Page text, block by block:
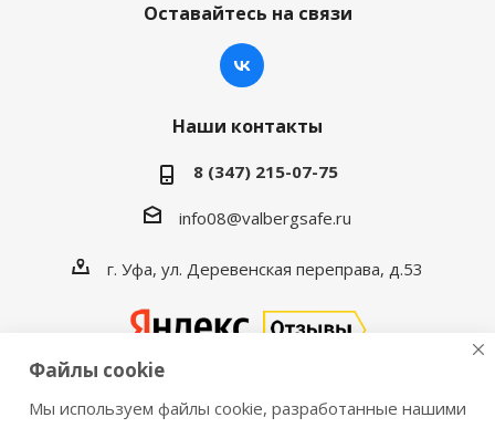
Оставайтесь на связи
Наши контакты
8 (347) 215-07-75
info08@valbergsafe.ru
г. Уфа, ул. Деревенская переправа, д.53
Файлы cookie
Мы используем файлы cookie, разработанные нашими